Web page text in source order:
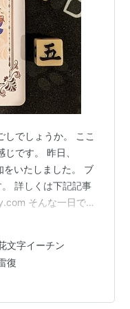
しでしょうか。 ここ
です。 昨日、
をいたしました。 ブ
詳しくは下記記事
そんな一日です
クル」というタロッ
占っているので「ワ
た！ イーチンタロ
字I-ChingTarot」で
際に占った…
文字イーチン
復